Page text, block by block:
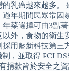
乳癌越來越多。
年期間民眾常因
菜選擇可由3點
外，食物的衛生
用藍新科技第三
制，並取得 PCI-
捐款皆於安全之